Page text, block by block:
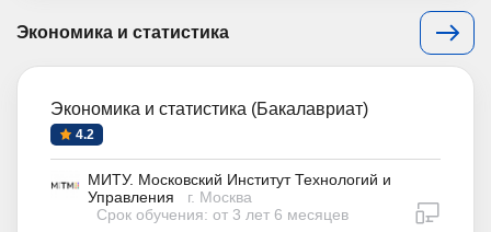
Экономика и статистика
Экономика и статистика (Бакалавриат)
4.2
МИТУ. Московский Институт Технологий и
Управления
г. Москва
Срок обучения: от 3 лет 6 месяцев